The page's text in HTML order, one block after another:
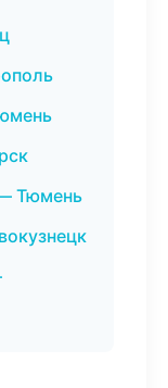
Тюмень